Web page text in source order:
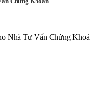
Tư Vấn Chứng